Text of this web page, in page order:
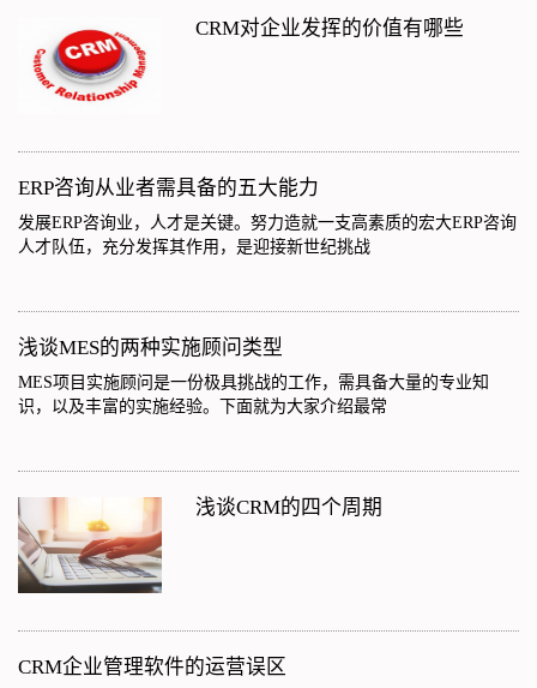
CRM对企业发挥的价值有哪些
ERP咨询从业者需具备的五大能力
发展ERP咨询业，人才是关键。努力造就一支高素质的宏大ERP咨询
人才队伍，充分发挥其作用，是迎接新世纪挑战
浅谈MES的两种实施顾问类型
MES项目实施顾问是一份极具挑战的工作，需具备大量的专业知
识，以及丰富的实施经验。下面就为大家介绍最常
浅谈CRM的四个周期
CRM企业管理软件的运营误区